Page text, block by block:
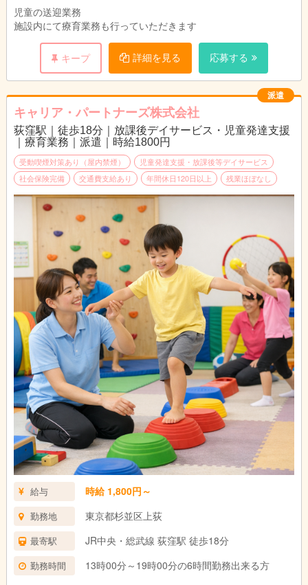
児童の送迎業務
施設内にて療育業務も行っていただきます
キープ 詳細を見る 応募する
派遣
キャリア・パートナーズ株式会社
荻窪駅｜徒歩18分｜放課後デイサービス・児童発達支援
｜療育業務｜派遣｜時給1800円
受動喫煙対策あり（屋内禁煙）
児童発達支援・放課後等デイサービス
社会保険完備
交通費支給あり 年間休日120日以上 残業ほぼなし
給与 時給 1,800円～
勤務地 東京都杉並区上荻
最寄駅 JR中央・総武線 荻窪駅 徒歩18分
勤務時間
13時00分～19時00分の6時間勤務出来る方